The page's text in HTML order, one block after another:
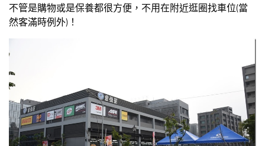
不管是購物或是保養都很方便，不用在附近逛圈找車位(當
然客滿時例外)！